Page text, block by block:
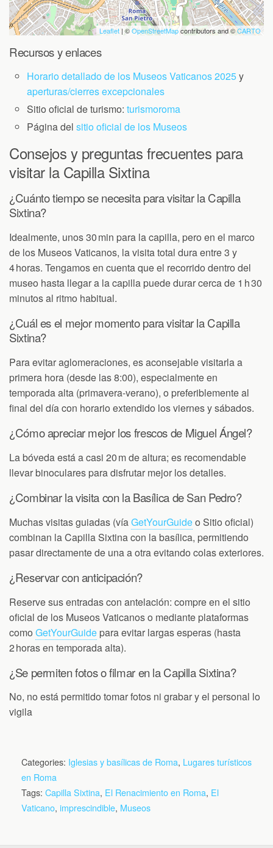
Leaflet | ©OpenStreetMapcontributors and ©CARTO
Recursos y enlaces
Horario detallado de los Museos Vaticanos 2025y
aperturas/cierres excepcionales
Sitio oficial de turismo:turismoroma
Página delsitio oficial de los Museos
Consejos y preguntas frecuentes para
visitar la Capilla Sixtina
¿Cuánto tiempo se necesita para visitar la Capilla
Sixtina?
Idealmente, unos 30 min para la capilla, pero en el marco
de los Museos Vaticanos, la visita total dura entre 3 y
4 horas. Tengamos en cuenta que el recorrido dentro del
museo hasta llegar a la capilla puede durar cerca de 1 h 30
minutos al ritmo habitual.
¿Cuál es el mejor momento para visitar la Capilla
Sixtina?
Para evitar aglomeraciones, es aconsejable visitarla a
primera hora (desde las 8:00), especialmente en
temporada alta (primavera-verano), o preferiblemente al
final del día con horario extendido los viernes y sábados.
¿Cómo apreciar mejor los frescos de Miguel Ángel?
La bóveda está a casi 20 m de altura; es recomendable
llevar binoculares para disfrutar mejor los detalles.
¿Combinar la visita con la Basílica de San Pedro?
Muchas visitas guiadas (víaGetYourGuideo Sitio oficial)
combinan la Capilla Sixtina con la basílica, permitiendo
pasar directamente de una a otra evitando colas exteriores.
¿Reservar con anticipación?
Reserve sus entradas con antelación: compre en el sitio
oficial de los Museos Vaticanos o mediante plataformas
como GetYourGuide para evitar largas esperas (hasta
2 horas en temporada alta).
¿Se permiten fotos o filmar en la Capilla Sixtina?
No, no está permitido tomar fotos ni grabar y el personal lo
vigila
Categories: Iglesias y basílicas de Roma, Lugares turísticos
en Roma
Tags: Capilla Sixtina, El Renacimiento en Roma, El
Vaticano, imprescindible, Museos